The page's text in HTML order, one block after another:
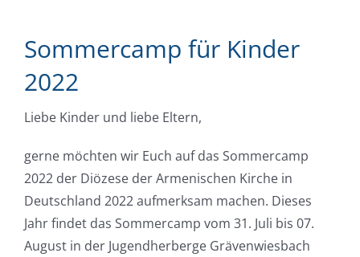
Sommercamp für Kinder
2022
Liebe Kinder und liebe Eltern,
gerne möchten wir Euch auf das Sommercamp
2022 der Diözese der Armenischen Kirche in
Deutschland 2022 aufmerksam machen. Dieses
Jahr findet das Sommercamp vom 31. Juli bis 07.
August in der Jugendherberge Grävenwiesbach